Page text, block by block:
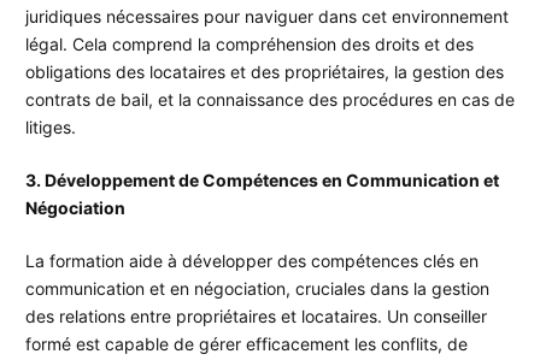
juridiques nécessaires pour naviguer dans cet environnement
légal. Cela comprend la compréhension des droits et des
obligations des locataires et des propriétaires, la gestion des
contrats de bail, et la connaissance des procédures en cas de
litiges.
3. Développement de Compétences en Communication et
Négociation
La formation aide à développer des compétences clés en
communication et en négociation, cruciales dans la gestion
des relations entre propriétaires et locataires. Un conseiller
formé est capable de gérer efficacement les conflits, de